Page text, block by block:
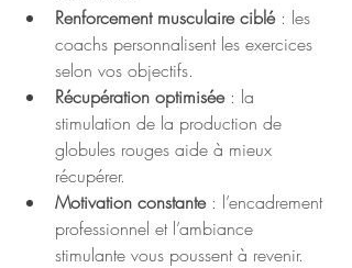
Renforcement musculaire ciblé : les
coachs personnalisent les exercices
selon vos objectifs.
Récupération optimisée : la
stimulation de la production de
globules rouges aide à mieux
récupérer.
Motivation constante : l’encadrement
professionnel et l’ambiance
stimulante vous poussent à revenir.